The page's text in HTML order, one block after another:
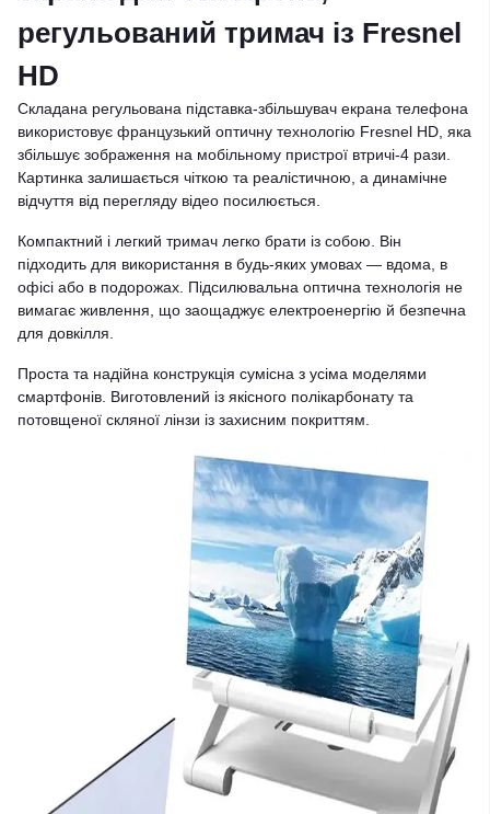
регульований тримач із Fresnel
HD
Складана регульована підставка-збільшувач екрана телефона
використовує французький оптичну технологію Fresnel HD, яка
збільшує зображення на мобільному пристрої втричі-4 рази.
Картинка залишається чіткою та реалістичною, а динамічне
відчуття від перегляду відео посилюється.
Компактний і легкий тримач легко брати із собою. Він
підходить для використання в будь-яких умовах — вдома, в
офісі або в подорожах. Підсилювальна оптична технологія не
вимагає живлення, що заощаджує електроенергію й безпечна
для довкілля.
Проста та надійна конструкція сумісна з усіма моделями
смартфонів. Виготовлений із якісного полікарбонату та
потовщеної скляної лінзи із захисним покриттям.